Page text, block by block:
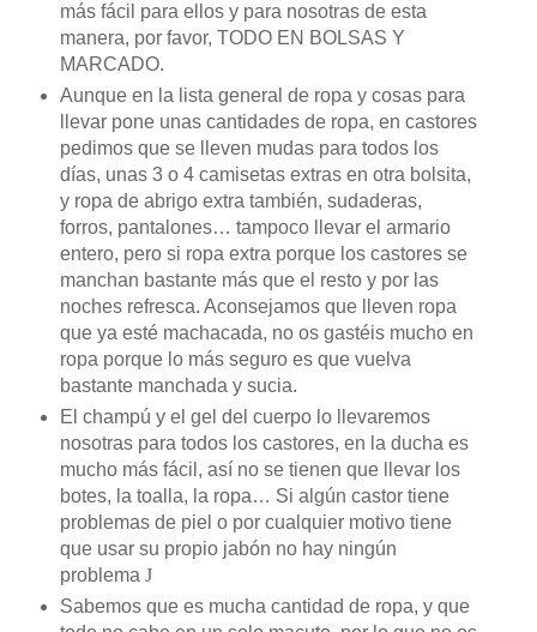
más fácil para ellos y para nosotras de esta
manera, por favor, TODO EN BOLSAS Y
MARCADO.
Aunque en la lista general de ropa y cosas para
llevar pone unas cantidades de ropa, en castores
pedimos que se lleven mudas para todos los
días, unas 3 o 4 camisetas extras en otra bolsita,
y ropa de abrigo extra también, sudaderas,
forros, pantalones… tampoco llevar el armario
entero, pero si ropa extra porque los castores se
manchan bastante más que el resto y por las
noches refresca. Aconsejamos que lleven ropa
que ya esté machacada, no os gastéis mucho en
ropa porque lo más seguro es que vuelva
bastante manchada y sucia.
El champú y el gel del cuerpo lo llevaremos
nosotras para todos los castores, en la ducha es
mucho más fácil, así no se tienen que llevar los
botes, la toalla, la ropa… Si algún castor tiene
problemas de piel o por cualquier motivo tiene
que usar su propio jabón no hay ningún
problema J
Sabemos que es mucha cantidad de ropa, y que